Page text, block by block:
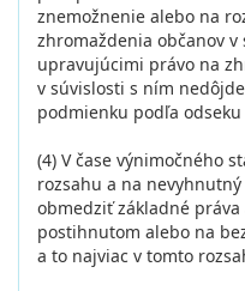
znemožnenie alebo na
zhromaždenia občanov
upravujúcimi právo na
v súvislosti s ním
podmienku podľa odseku
(4) V čase výnimočného
rozsahu a na
obmedziť základné
postihnutom alebo na
a to najviac v tomto